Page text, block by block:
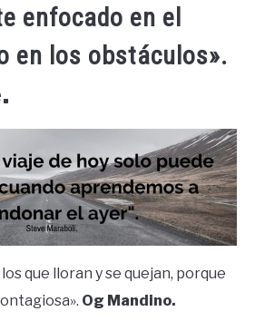
enfocado en el
en los obstáculos».
que lloran y se quejan, porque
Og Mandino.